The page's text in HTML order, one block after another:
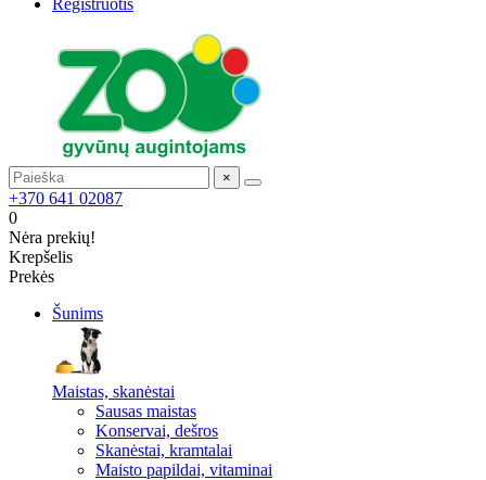
Registruotis
×
+370 641 02087
0
Nėra prekių!
Krepšelis
Prekės
Šunims
Maistas, skanėstai
Sausas maistas
Konservai, dešros
Skanėstai, kramtalai
Maisto papildai, vitaminai